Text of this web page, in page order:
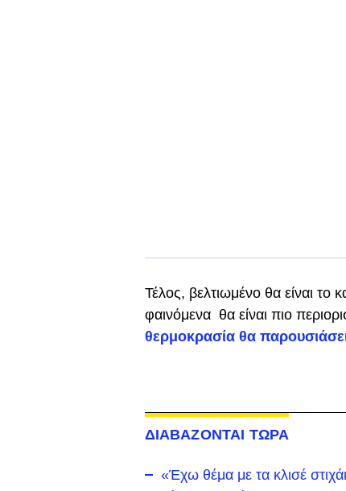
Τέλος, βελτιωμένο θα είναι το
φαινόμενα θα είναι πιο
θερμοκρασία θα
ΔΙΑΒΑΖΟΝΤΑΙ ΤΩΡΑ
«Έχω θέμα με τα κλισέ